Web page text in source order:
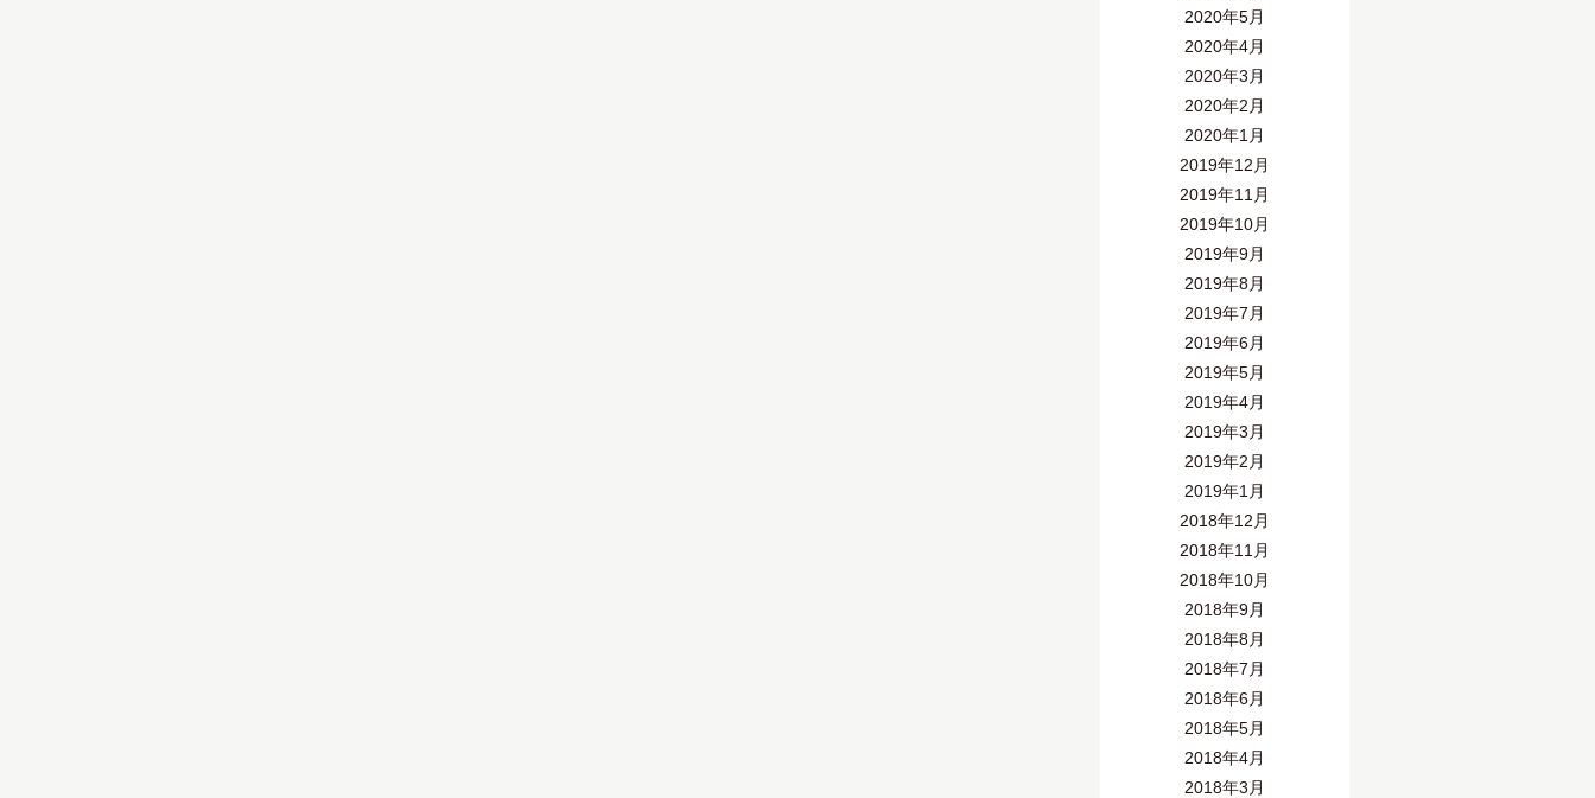
2020年5月
2020年4月
2020年3月
2020年2月
2020年1月
2019年12月
2019年11月
2019年10月
2019年9月
2019年8月
2019年7月
2019年6月
2019年5月
2019年4月
2019年3月
2019年2月
2019年1月
2018年12月
2018年11月
2018年10月
2018年9月
2018年8月
2018年7月
2018年6月
2018年5月
2018年4月
2018年3月